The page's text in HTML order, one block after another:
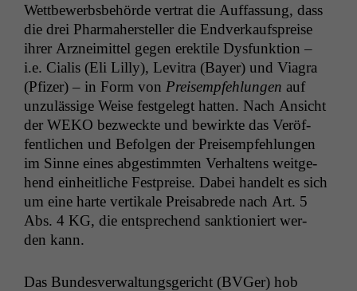
Wet­tbe­werb­s­be­hörde ver­trat die Auf­fas­sung, dass
die drei Pharma­her­steller die End­verkauf­spreise
ihrer Arzneimit­tel gegen erek­tile Dys­funk­tion –
i.e. Cialis (Eli Lil­ly), Lev­i­t­ra (Bay­er) und Via­gra
(Pfiz­er) – in Form von Preisempfehlun­gen auf
unzuläs­sige Weise fest­gelegt hat­ten. Nach Ansicht
der WEKO bezweck­te und bewirk­te das Veröf­
fentlichen und Befol­gen der Preisempfehlun­gen
im Sinne eines abges­timmten Ver­hal­tens weit­ge­
hend ein­heitliche Fest­preise. Dabei han­delt es sich
um eine harte ver­tikale Preisabrede nach Art. 5
Abs. 4 KG, die entsprechend sank­tion­iert wer­
den kann.
Das Bun­desver­wal­tungs­gericht (BVGer) hob